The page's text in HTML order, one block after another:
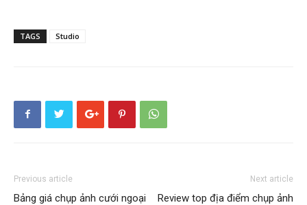
TAGS Studio
Previous article
Bảng giá chụp ảnh cưới ngoại
Next article
Review top địa điểm chụp ảnh